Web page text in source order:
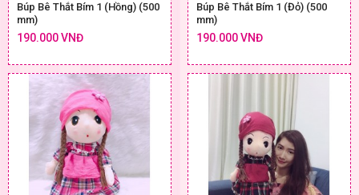
Búp Bê Thắt Bím 1 (Hồng) (500
mm)
190.000 VNĐ
Búp Bê Thắt Bím 1 (Đỏ) (500
mm)
190.000 VNĐ